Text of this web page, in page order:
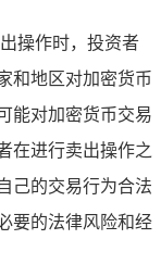
操作时，投资者
和地区对加密货币
能对加密货币交易
在进行卖出操作之
己的交易行为合法
要的法律风险和经